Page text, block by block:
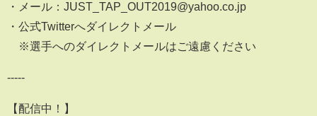
・メール：JUST_TAP_OUT2019@yahoo.co.jp
・公式Twitterへダイレクトメール
※選手へのダイレクトメールはご遠慮ください
-----
【配信中！】